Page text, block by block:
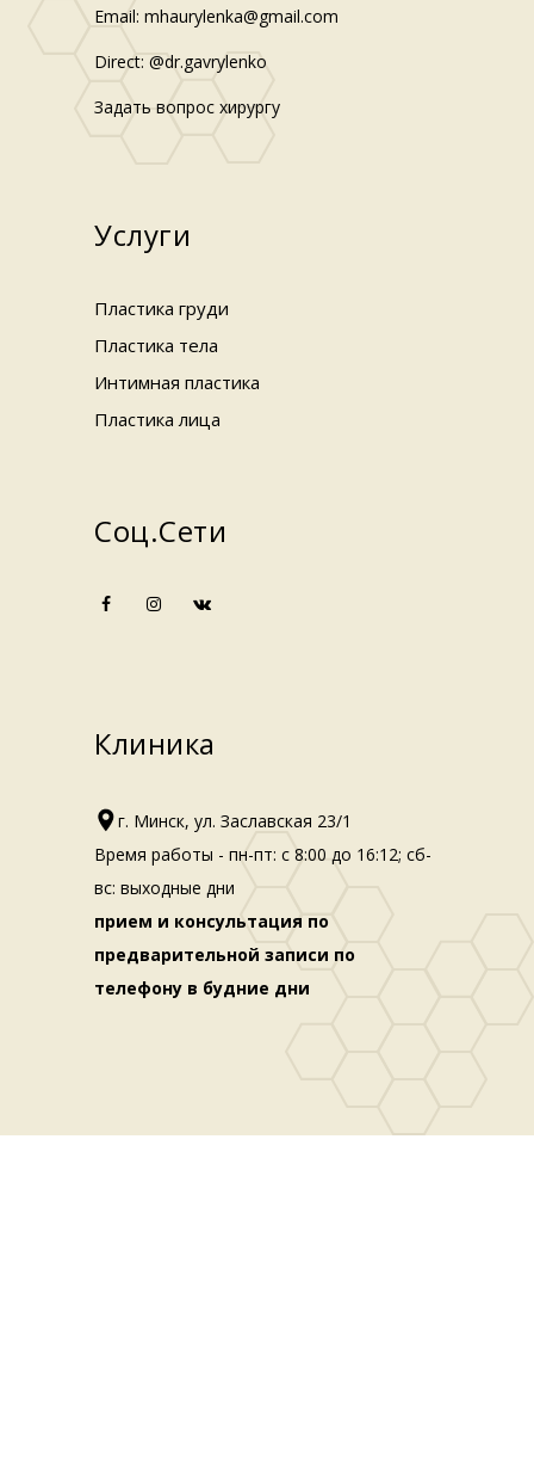
Email: mhaurylenka@gmail.com
Direct: @dr.gavrylenko
Задать вопрос хирургу
Услуги
Пластика груди
Пластика тела
Интимная пластика
Пластика лица
Соц.сети
Клиника
г. Минск, ул. Заславская 23/1
Время работы - пн-пт: с 8:00 до 16:12; сб-
вс: выходные дни
прием и консультация по
предварительной записи по
телефону в будние дни